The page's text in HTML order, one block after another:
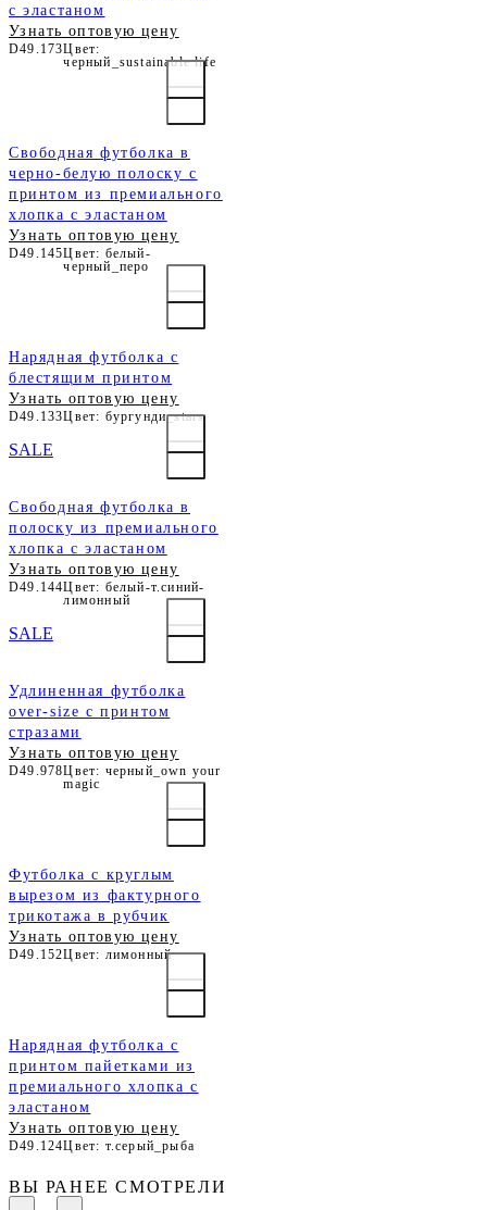
с эластаном
Узнать оптовую цену
D49.173Цвет:
черный_sustainable life
Свободная футболка в
черно-белую полоску с
принтом из премиального
хлопка с эластаном
Узнать оптовую цену
D49.145Цвет: белый-
черный_перо
Нарядная футболка с
блестящим принтом
Узнать оптовую цену
D49.133Цвет: бургунди_stars
Свободная футболка в
полоску из премиального
хлопка с эластаном
Узнать оптовую цену
D49.144Цвет: белый-т.синий-
лимонный
SALE
Удлиненная футболка
over-size с принтом
стразами
Узнать оптовую цену
D49.978Цвет: черный_own your
magic
SALE
Футболка с круглым
вырезом из фактурного
трикотажа в рубчик
Узнать оптовую цену
D49.152Цвет: лимонный
Нарядная футболка с
принтом пайетками из
премиального хлопка с
эластаном
Узнать оптовую цену
D49.124Цвет: т.серый_рыба
ВЫ РАНЕЕ СМОТРЕЛИ